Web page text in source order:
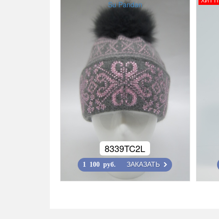
Su Pandan
8339TC2L
1 100 руб. ЗАКАЗАТЬ